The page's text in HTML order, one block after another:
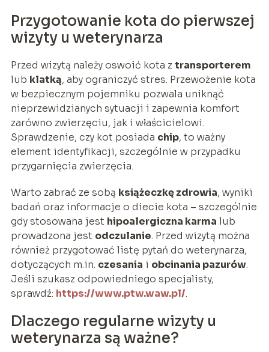
Przygotowanie kota do pierwszej
wizyty u weterynarza
Przed wizytą należy oswoić kota ztransporterem
lub klatką, aby ograniczyć stres. Przewożenie kota
w bezpiecznym pojemniku pozwala uniknąć
nieprzewidzianych sytuacji i zapewnia komfort
zarówno zwierzęciu, jak i właścicielowi.
Sprawdzenie, czy kot posiada chip, to ważny
element identyfikacji, szczególnie w przypadku
przygarnięcia zwierzęcia.
Warto zabrać ze sobą książeczkę zdrowia, wyniki
badań oraz informacje o diecie kota – szczególnie
gdy stosowana jest hipoalergiczna karma lub
prowadzona jest odczulanie. Przed wizytą można
również przygotować listę pytań do weterynarza,
dotyczących m.in. czesania i obcinania pazurów.
Jeśli szukasz odpowiedniego specjalisty,
sprawdź: https://www.ptw.waw.pl/.
Dlaczego regularne wizyty u
weterynarza są ważne?